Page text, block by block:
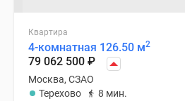
Квартира
4-комнатная 126.50 м2
79 062 500 ₽
Москва, СЗАО
Терехово
8 мин.